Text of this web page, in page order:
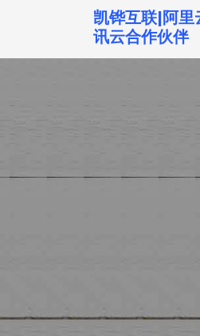
到
凯铧互联|阿
讯云合作伙伴